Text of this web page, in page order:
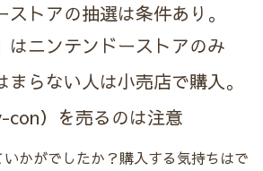
ストアの抽選は条件あり。
はニンテンドーストアのみ
らない人は小売店で購入。
）を売るのは注意
かがでしたか？購入する気持ちはで